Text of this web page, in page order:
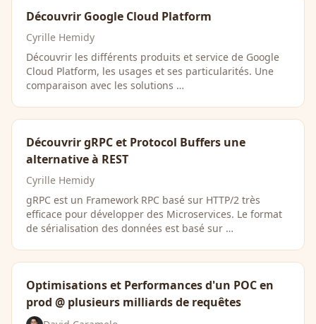
Découvrir Google Cloud Platform
Cyrille Hemidy
Découvrir les différents produits et service de Google
Cloud Platform, les usages et ses particularités. Une
comparaison avec les solutions …
Découvrir gRPC et Protocol Buffers une
alternative à REST
Cyrille Hemidy
gRPC est un Framework RPC basé sur HTTP/2 très
efficace pour développer des Microservices. Le format
de sérialisation des données est basé sur …
Optimisations et Performances d'un POC en
prod @ plusieurs milliards de requêtes